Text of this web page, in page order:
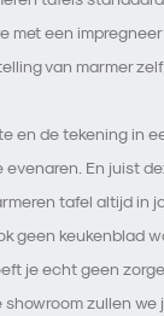
met een
van marmer
en de tekening in
evenaren. En juist
tafel altijd in
geen keukenblad
je echt geen
showroom zullen we